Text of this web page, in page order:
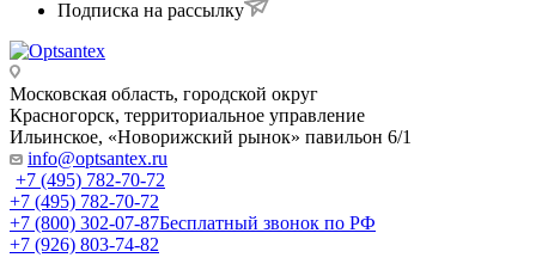
Подписка на рассылку
Московская область, городской округ
Красногорск, территориальное управление
Ильинское, «Новорижский рынок» павильон 6/1
info@optsantex.ru
+7 (495) 782-70-72
+7 (495) 782-70-72
+7 (800) 302-07-87Бесплатный звонок по РФ
+7 (926) 803-74-82